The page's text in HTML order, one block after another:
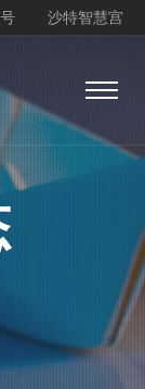
沙特智慧宫